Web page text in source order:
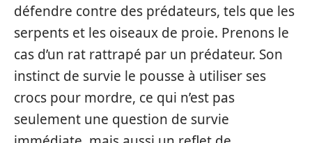
défendre contre des prédateurs, tels que les
serpents et les oiseaux de proie. Prenons le
cas d’un rat rattrapé par un prédateur. Son
instinct de survie le pousse à utiliser ses
crocs pour mordre, ce qui n’est pas
seulement une question de survie